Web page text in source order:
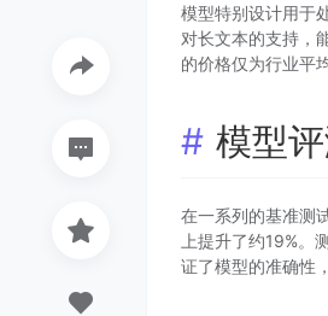
模型特别设计用于
对长文本的支持，
的价格仅为行业平
模型评
在一系列的基准测
上提升了约19%
证了模型的准确性